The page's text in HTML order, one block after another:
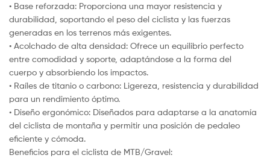
• Base reforzada: Proporciona una mayor resistencia y
durabilidad, soportando el peso del ciclista y las fuerzas
generadas en los terrenos más exigentes.
• Acolchado de alta densidad: Ofrece un equilibrio perfecto
entre comodidad y soporte, adaptándose a la forma del
cuerpo y absorbiendo los impactos.
• Raíles de titanio o carbono: Ligereza, resistencia y durabilidad
para un rendimiento óptimo.
• Diseño ergonómico: Diseñados para adaptarse a la anatomía
del ciclista de montaña y permitir una posición de pedaleo
eficiente y cómoda.
Beneficios para el ciclista de MTB/Gravel: